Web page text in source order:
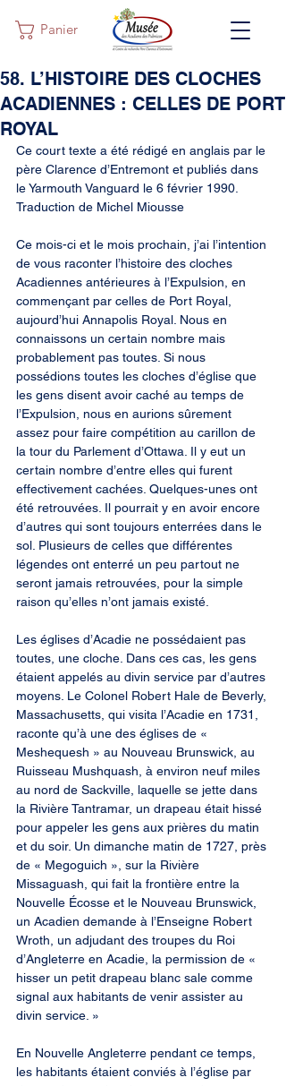
Panier
58. L’HISTOIRE DES CLOCHES
ACADIENNES : CELLES DE PORT
ROYAL
Ce court texte a été rédigé en anglais par le
père Clarence d’Entremont et publiés dans
le Yarmouth Vanguard le 6 février 1990.
Traduction de Michel Miousse
Ce mois-ci et le mois prochain, j’ai l’intention
de vous raconter l’histoire des cloches
Acadiennes antérieures à l’Expulsion, en
commençant par celles de Port Royal,
aujourd’hui Annapolis Royal. Nous en
connaissons un certain nombre mais
probablement pas toutes. Si nous
possédions toutes les cloches d’église que
les gens disent avoir caché au temps de
l’Expulsion, nous en aurions sûrement
assez pour faire compétition au carillon de
la tour du Parlement d’Ottawa. Il y eut un
certain nombre d’entre elles qui furent
effectivement cachées. Quelques-unes ont
été retrouvées. Il pourrait y en avoir encore
d’autres qui sont toujours enterrées dans le
sol. Plusieurs de celles que différentes
légendes ont enterré un peu partout ne
seront jamais retrouvées, pour la simple
raison qu’elles n’ont jamais existé.
Les églises d’Acadie ne possédaient pas
toutes, une cloche. Dans ces cas, les gens
étaient appelés au divin service par d’autres
moyens. Le Colonel Robert Hale de Beverly,
Massachusetts, qui visita l’Acadie en 1731,
raconte qu’à une des églises de «
Meshequesh » au Nouveau Brunswick, au
Ruisseau Mushquash, à environ neuf miles
au nord de Sackville, laquelle se jette dans
la Rivière Tantramar, un drapeau était hissé
pour appeler les gens aux prières du matin
et du soir. Un dimanche matin de 1727, près
de « Megoguich », sur la Rivière
Missaguash, qui fait la frontière entre la
Nouvelle Écosse et le Nouveau Brunswick,
un Acadien demande à l’Enseigne Robert
Wroth, un adjudant des troupes du Roi
d’Angleterre en Acadie, la permission de «
hisser un petit drapeau blanc sale comme
signal aux habitants de venir assister au
divin service. »
En Nouvelle Angleterre pendant ce temps,
les habitants étaient conviés à l’église par